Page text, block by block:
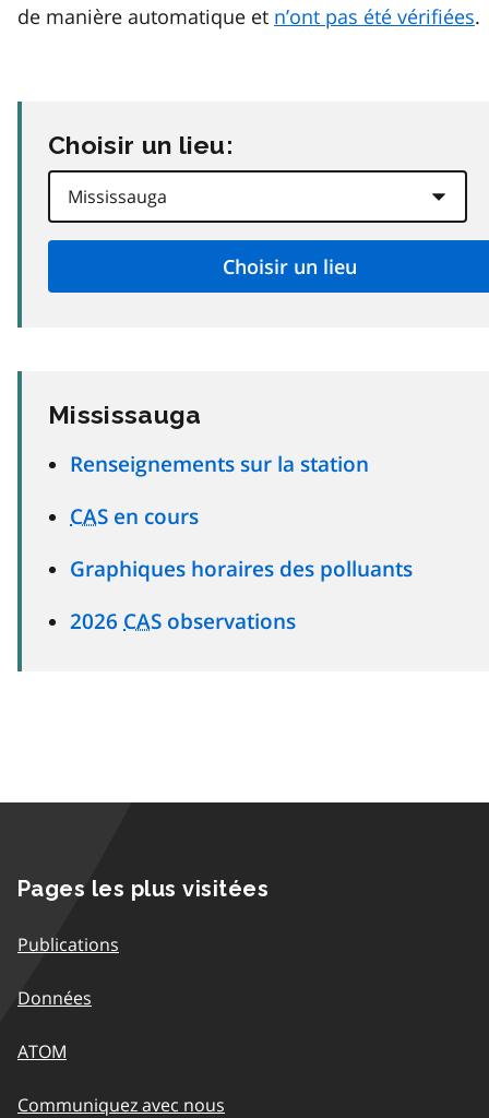
de manière automatique et n’ont pas été vérifiées.
Choisir un lieu:
Mississauga
Renseignements sur la station
CAS en cours
Graphiques horaires des polluants
2026 CAS observations
Pages les plus visitées
Publications
Données
ATOM
Communiquez avec nous